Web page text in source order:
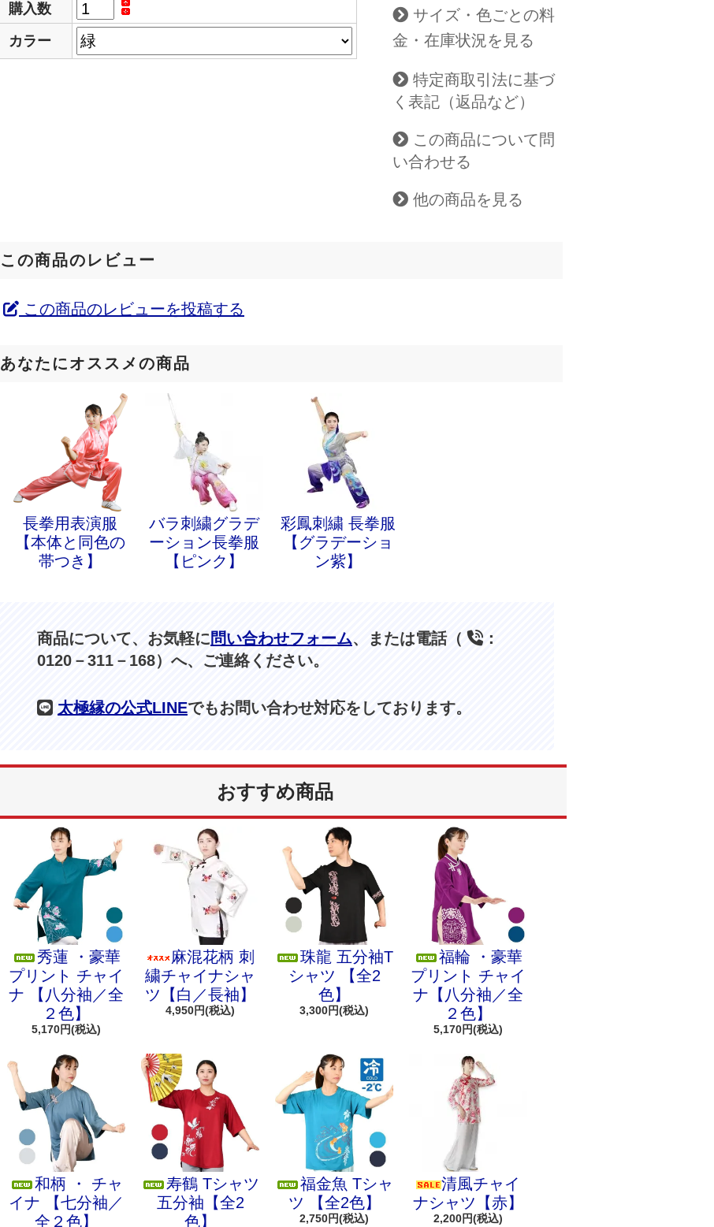
購入数
カラー
サイズ・色ごとの料
金・在庫状況を見る
特定商取引法に基づ
く表記（返品など）
この商品について問
い合わせる
他の商品を見る
この商品のレビュー
この商品のレビューを投稿する
あなたにオススメの商品
長拳用表演服
【本体と同色の
帯つき】
バラ刺繍グラデ
ーション長拳服
【ピンク】
彩鳳刺繍 長拳服
【グラデーショ
ン紫】
商品について、お気軽に問い合わせフォーム、または電話（
：
0120－311－168）へ、ご連絡ください。
太極縁の公式LINEでもお問い合わせ対応をしております。
おすすめ商品
秀蓮 ・豪華
プリント チャイ
ナ 【八分袖／全
２色】
5,170円(税込)
麻混花柄 刺
繍チャイナシャ
ツ【白／長袖】
4,950円(税込)
珠龍 五分袖T
シャツ 【全2
色】
3,300円(税込)
福輪 ・豪華
プリント チャイ
ナ【八分袖／全
２色】
5,170円(税込)
和柄 ・ チャ
イナ 【七分袖／
全２色】
寿鶴 Tシャツ
五分袖【全2
色】
福金魚 Tシャ
ツ 【全2色】
2,750円(税込)
清風チャイ
ナシャツ【赤】
2,200円(税込)